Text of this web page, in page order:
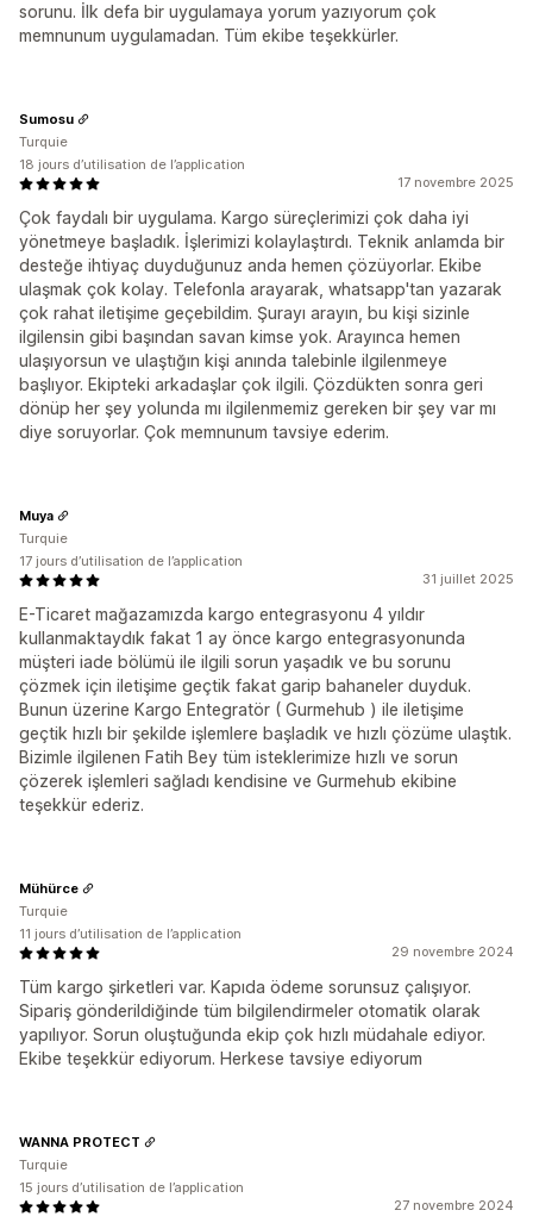
sorunu. İlk defa bir uygulamaya yorum yazıyorum çok
memnunum uygulamadan. Tüm ekibe teşekkürler.
17 novembre 2025
Çok faydalı bir uygulama. Kargo süreçlerimizi çok daha iyi
yönetmeye başladık. İşlerimizi kolaylaştırdı. Teknik anlamda bir
desteğe ihtiyaç duyduğunuz anda hemen çözüyorlar. Ekibe
ulaşmak çok kolay. Telefonla arayarak, whatsapp'tan yazarak
çok rahat iletişime geçebildim. Şurayı arayın, bu kişi sizinle
ilgilensin gibi başından savan kimse yok. Arayınca hemen
ulaşıyorsun ve ulaştığın kişi anında talebinle ilgilenmeye
başlıyor. Ekipteki arkadaşlar çok ilgili. Çözdükten sonra geri
dönüp her şey yolunda mı ilgilenmemiz gereken bir şey var mı
diye soruyorlar. Çok memnunum tavsiye ederim.
Sumosu
Turquie
18 jours d’utilisation de l’application
31 juillet 2025
E-Ticaret mağazamızda kargo entegrasyonu 4 yıldır
kullanmaktaydık fakat 1 ay önce kargo entegrasyonunda
müşteri iade bölümü ile ilgili sorun yaşadık ve bu sorunu
çözmek için iletişime geçtik fakat garip bahaneler duyduk.
Bunun üzerine Kargo Entegratör ( Gurmehub ) ile iletişime
geçtik hızlı bir şekilde işlemlere başladık ve hızlı çözüme ulaştık.
Bizimle ilgilenen Fatih Bey tüm isteklerimize hızlı ve sorun
çözerek işlemleri sağladı kendisine ve Gurmehub ekibine
teşekkür ederiz.
Muya
Turquie
17 jours d’utilisation de l’application
29 novembre 2024
Tüm kargo şirketleri var. Kapıda ödeme sorunsuz çalışıyor.
Sipariş gönderildiğinde tüm bilgilendirmeler otomatik olarak
yapılıyor. Sorun oluştuğunda ekip çok hızlı müdahale ediyor.
Ekibe teşekkür ediyorum. Herkese tavsiye ediyorum
Mühürce
Turquie
11 jours d’utilisation de l’application
27 novembre 2024
WANNA PROTECT
Turquie
15 jours d’utilisation de l’application